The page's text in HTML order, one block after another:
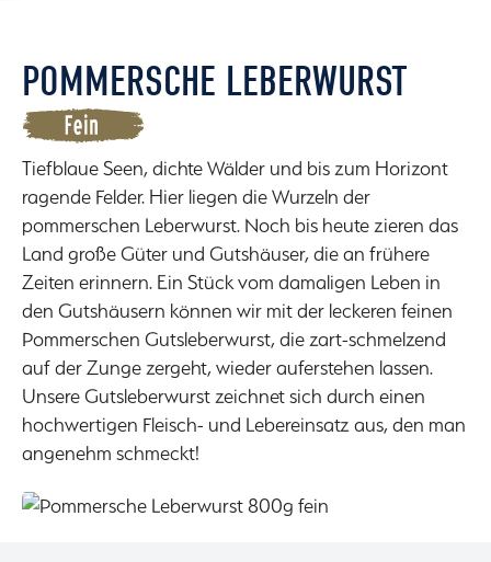
POMMERSCHE LEBERWURST
Tiefblaue Seen, dichte Wälder und bis zum Horizont
ragende Felder. Hier liegen die Wurzeln der
pommerschen Leberwurst. Noch bis heute zieren das
Land große Güter und Gutshäuser, die an frühere
Zeiten erinnern. Ein Stück vom damaligen Leben in
den Gutshäusern können wir mit der leckeren feinen
Pommerschen Gutsleberwurst, die zart-schmelzend
auf der Zunge zergeht, wieder auferstehen lassen.
Unsere Gutsleberwurst zeichnet sich durch einen
hochwertigen Fleisch- und Lebereinsatz aus, den man
angenehm schmeckt!